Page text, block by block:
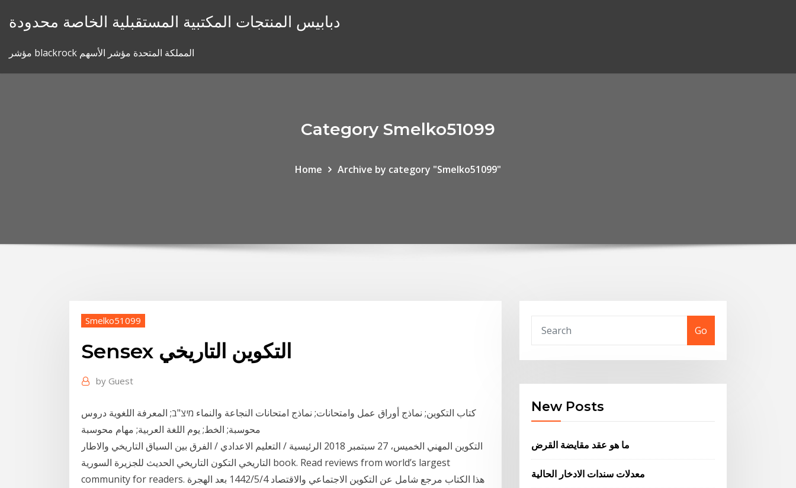
دبابيس المنتجات المكتبية المستقبلية الخاصة محدودة
مؤشر blackrock المملكة المتحدة مؤشر الأسهم
Category Smelko51099
Home Archive by category "Smelko51099"
Smelko51099
Sensex التكوين التاريخي
by Guest
كتاب التكوين; نماذج أوراق عمل وامتحانات; نماذج امتحانات النجاعة والنماء מיצ"ב; المعرفة اللغوية دروس
محوسبة; الخط; يوم اللغة العربية; مهام محوسبة
التكوين المهني الخميس، 27 سبتمبر 2018 الرئيسية / التعليم الاعدادي / الفرق بين السياق التاريخي والاطار
التاريخي التكون التاريخي الحديث للجزيرة السورية book. Read reviews from world’s largest
community for readers. هذا الكتاب مرجع شامل عن التكوين الاجتماعي والاقتصاد 4‏‏/5‏‏/1442 بعد الهجرة
Go
New Posts
ما هو عقد مقايضة القرض
معدلات سندات الادخار الحالية